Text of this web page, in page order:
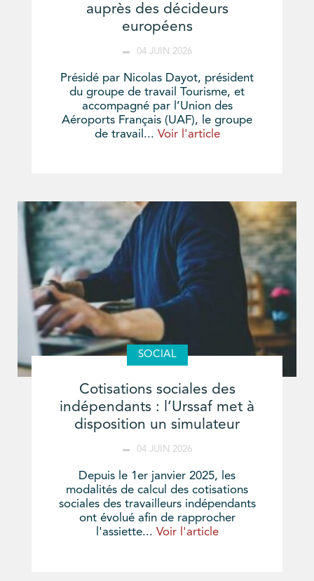
auprès des décideurs
européens
04 JUIN 2026
Présidé par Nicolas Dayot, président
du groupe de travail Tourisme, et
accompagné par l’Union des
Aéroports Français (UAF), le groupe
de travail... Voir l'article
SOCIAL
Cotisations sociales des
indépendants : l’Urssaf met à
disposition un simulateur
04 JUIN 2026
Depuis le 1er janvier 2025, les
modalités de calcul des cotisations
sociales des travailleurs indépendants
ont évolué afin de rapprocher
l'assiette... Voir l'article